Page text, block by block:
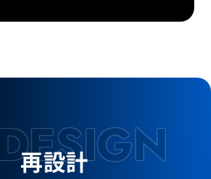
再設計